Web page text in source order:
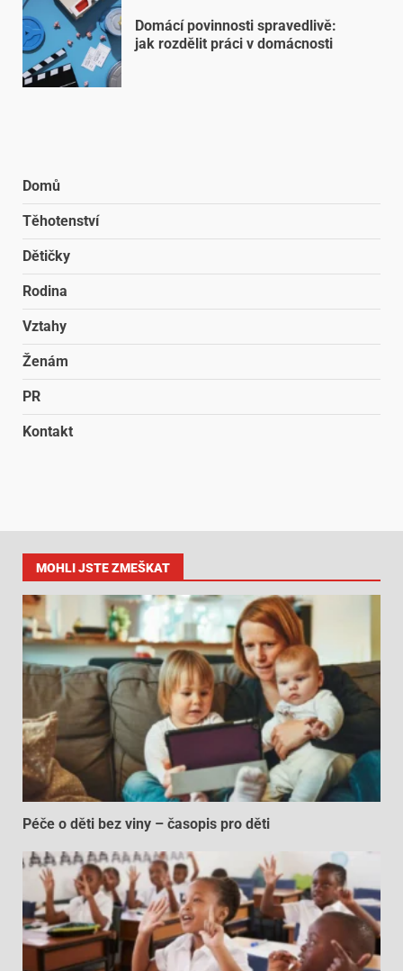
Domácí povinnosti spravedlivě:
jak rozdělit práci v domácnosti
Domů
Těhotenství
Dětičky
Rodina
Vztahy
Ženám
PR
Kontakt
MOHLI JSTE ZMEŠKAT
Péče o děti bez viny – časopis pro děti